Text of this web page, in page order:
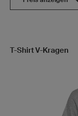
T-Shirt V-Kragen